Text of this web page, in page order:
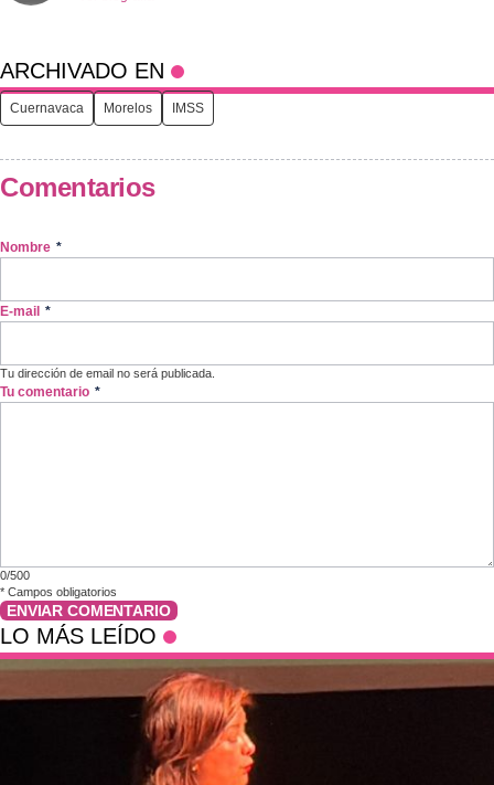
ARCHIVADO EN
Cuernavaca Morelos IMSS
Comentarios
Nombre *
E-mail *
Tu dirección de email no será publicada.
Tu comentario *
0/500
* Campos obligatorios
ENVIAR COMENTARIO
LO MÁS LEÍDO